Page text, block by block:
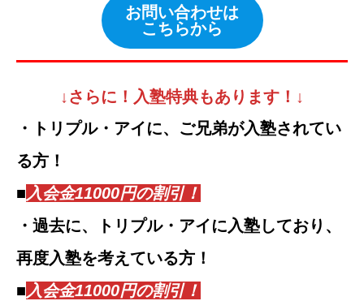
お問い合わせは
こちらから
↓さらに！入塾特典もあります！ ↓
・トリプル・アイに、ご兄弟が入塾されてい
る方！
■入会金11000円の割引！
・過去に、トリプル・アイに入塾しており、
再度入塾を考えている方！
■入会金11000円の割引！